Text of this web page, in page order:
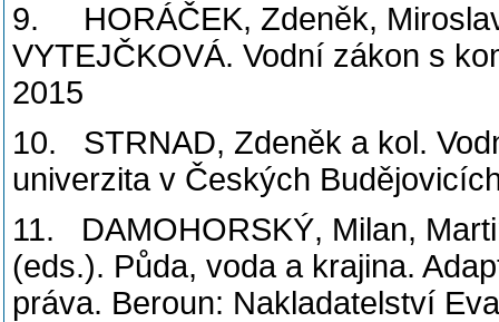
9. HORÁČEK, Zdeněk,
VYTEJČKOVÁ. Vodní zákon s
2015
10. STRNAD, Zdeněk a kol.
univerzita v Českých
11. DAMOHORSKÝ, Milan,
(eds.). Půda, voda a krajina.
práva. Beroun: Nakladatelství